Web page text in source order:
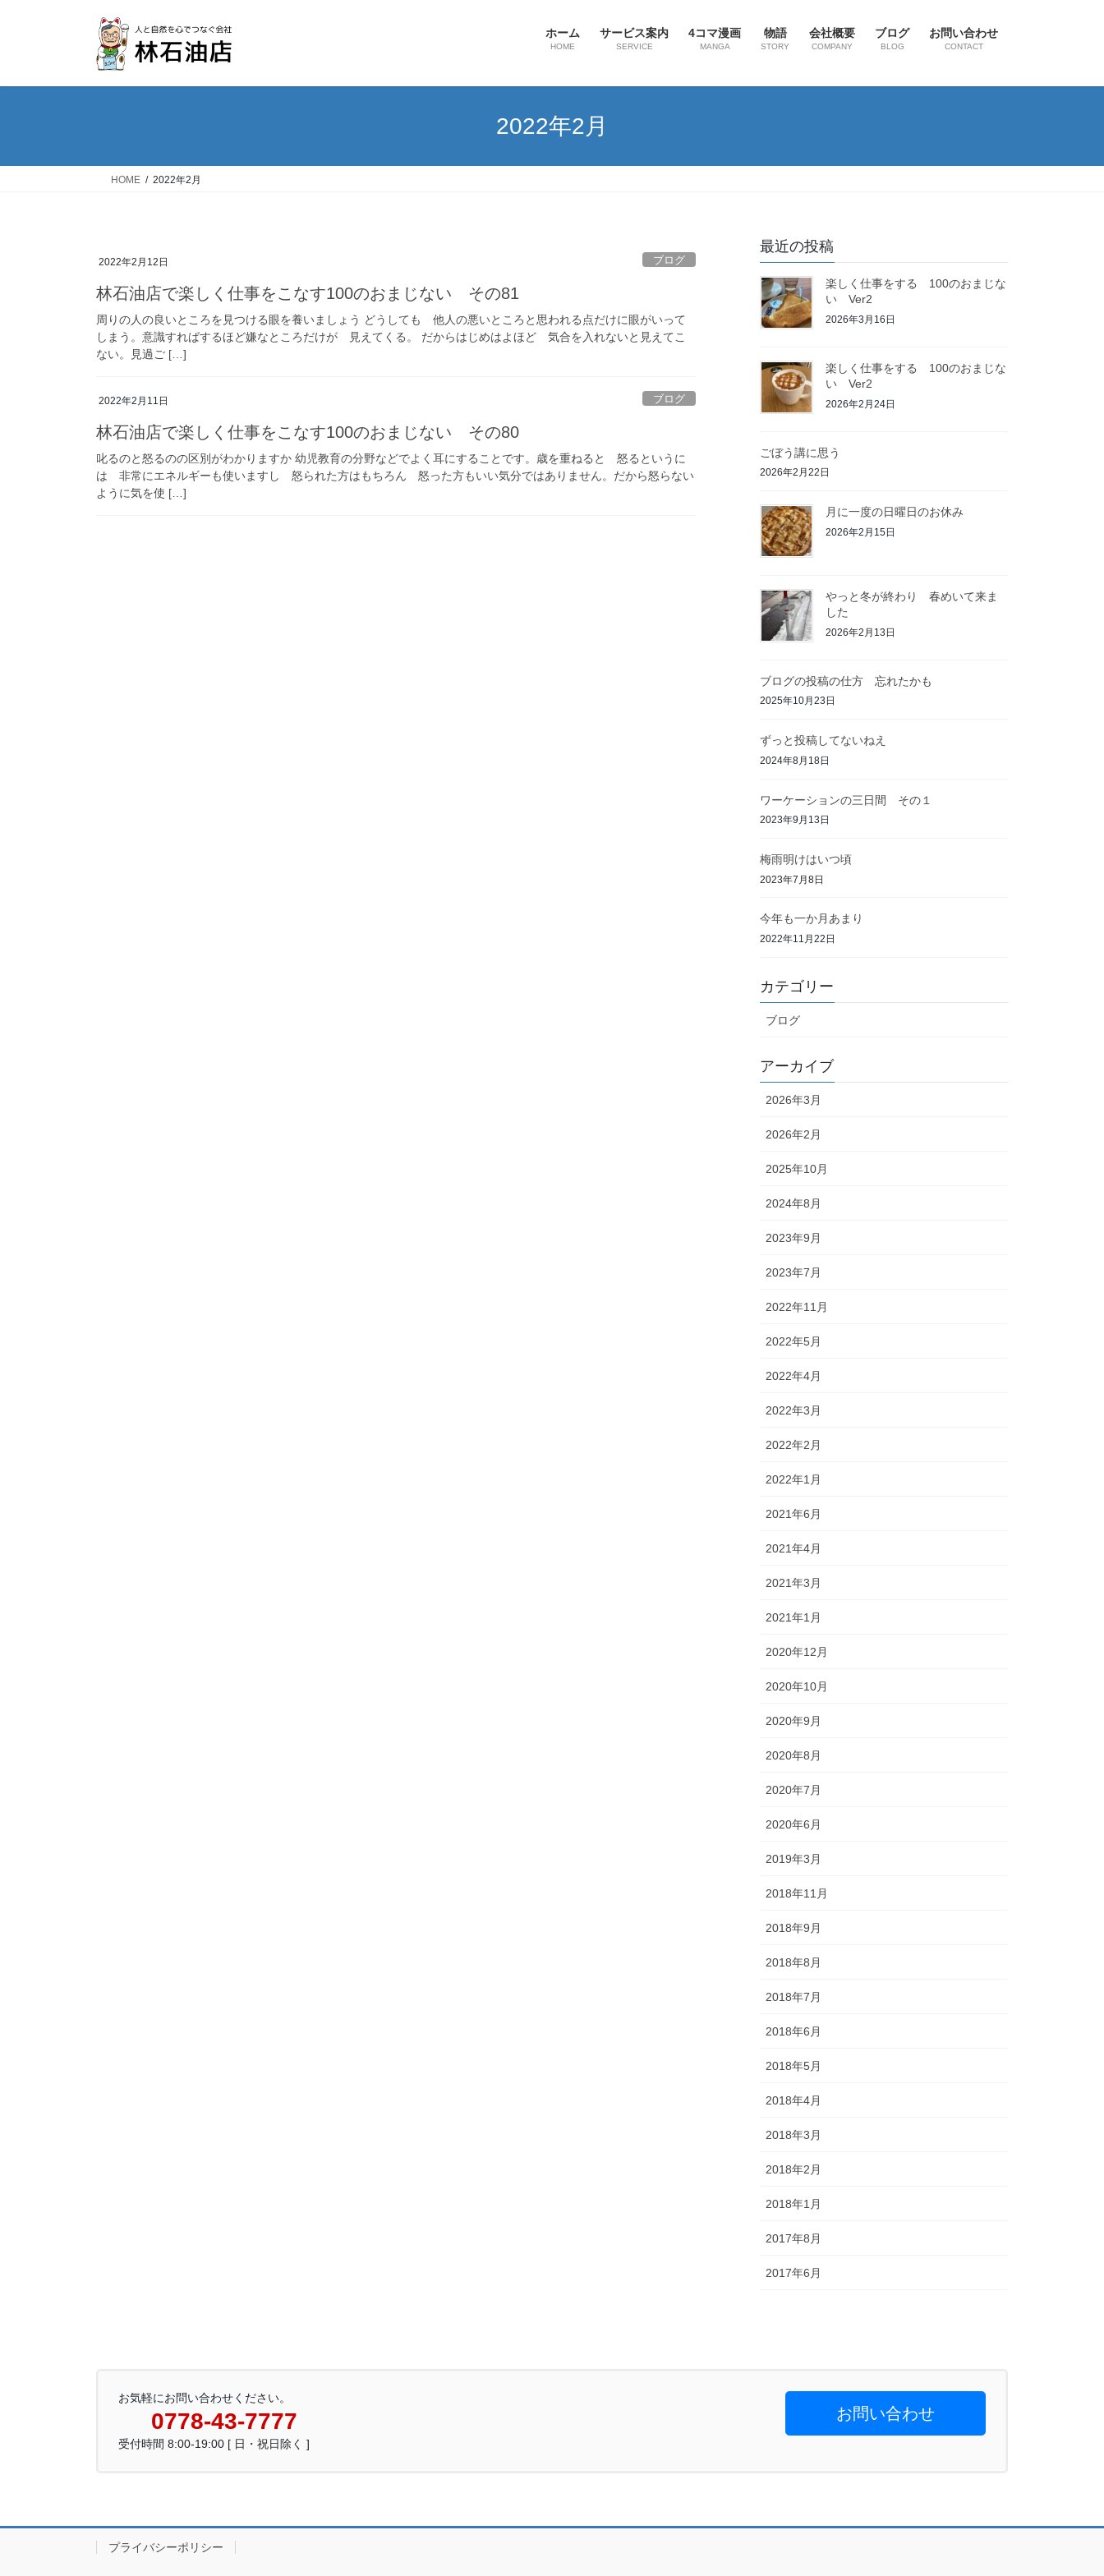
ツ
ッ
シ
移
ホーム
HOME
サービス案内
SERVICE
4コマ漫画
MANGA
物語
STORY
会社概要
COMPANY
ブログ
BLOG
お問い合わせ
CONTACT
2022年2月
HOME 2022年2月
2022年2月12日 ブログ
林石油店で楽しく仕事をこなす100のおまじない その81
周りの人の良いところを見つける眼を養いましょう どうしても 他人の悪いところと思われる点だけに眼がいって
しまう。意識すればするほど嫌なところだけが 見えてくる。 だからはじめはよほど 気合を入れないと見えてこ
ない。見過ご […]
2022年2月11日 ブログ
林石油店で楽しく仕事をこなす100のおまじない その80
叱るのと怒るのの区別がわかりますか 幼児教育の分野などでよく耳にすることです。歳を重ねると 怒るというに
は 非常にエネルギーも使いますし 怒られた方はもちろん 怒った方もいい気分ではありません。だから怒らない
ように気を使 […]
最近の投稿
楽しく仕事をする 100のおまじな
い Ver2
2026年3月16日
楽しく仕事をする 100のおまじな
い Ver2
2026年2月24日
ごぼう講に思う
2026年2月22日
月に一度の日曜日のお休み
2026年2月15日
やっと冬が終わり 春めいて来ま
した
2026年2月13日
ブログの投稿の仕方 忘れたかも
2025年10月23日
ずっと投稿してないねえ
2024年8月18日
ワーケーションの三日間 その１
2023年9月13日
梅雨明けはいつ頃
2023年7月8日
今年も一か月あまり
2022年11月22日
カテゴリー
ブログ
アーカイブ
2026年3月
2026年2月
2025年10月
2024年8月
2023年9月
2023年7月
2022年11月
2022年5月
2022年4月
2022年3月
2022年2月
2022年1月
2021年6月
2021年4月
2021年3月
2021年1月
2020年12月
2020年10月
2020年9月
2020年8月
2020年7月
2020年6月
2019年3月
2018年11月
2018年9月
2018年8月
2018年7月
2018年6月
2018年5月
2018年4月
2018年3月
2018年2月
2018年1月
2017年8月
2017年6月
お気軽にお問い合わせください。
0778-43-7777
受付時間 8:00-19:00 [ 日・祝日除く ]
お問い合わせ
プライバシーポリシー